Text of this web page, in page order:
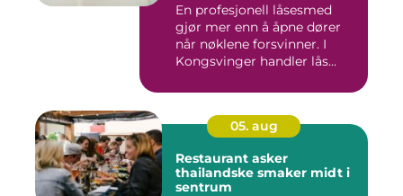
En profesjonell låsesmed
gjør mer enn å åpne dører
når nøklene forsvinner. I
Kongsvinger handler lås...
05. aug
Restaurant asker
thailandske smaker midt i
sentrum